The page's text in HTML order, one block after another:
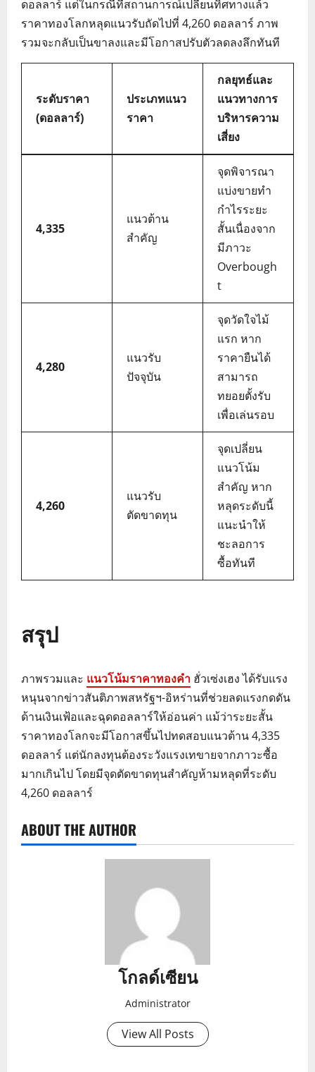
ดอลลาร์ แต่ในกรณีที่สถานการณ์เปลี่ยนทิศทางแล้ว
ราคาทองโลกหลุดแนวรับถัดไปที่ 4,260 ดอลลาร์ ภาพ
รวมจะกลับเป็นขาลงและมีโอกาสปรับตัวลดลงลึกทันที
ระดับราคา
(ดอลลาร์)
ประเภทแนว
ราคา
กลยุทธ์และ
แนวทางการ
บริหารความ
เสี่ยง
4,335
แนวต้าน
สำคัญ
จุดพิจารณา
แบ่งขายทำ
กำไรระยะ
สั้นเนื่องจาก
มีภาวะ
Overbough
t
4,280
แนวรับ
ปัจจุบัน
จุดวัดใจไม้
แรก หาก
ราคายืนได้
สามารถ
ทยอยตั้งรับ
เพื่อเล่นรอบ
4,260
แนวรับ
ตัดขาดทุน
จุดเปลี่ยน
แนวโน้ม
สำคัญ หาก
หลุดระดับนี้
แนะนำให้
ชะลอการ
ซื้อทันที
สรุป
ภาพรวมและ แนวโน้มราคาทองคำ ฮั่วเซ่งเฮง ได้รับแรง
หนุนจากข่าวสันติภาพสหรัฐฯ-อิหร่านที่ช่วยลดแรงกดดัน
ด้านเงินเฟ้อและฉุดดอลลาร์ให้อ่อนค่า แม้ว่าระยะสั้น
ราคาทองโลกจะมีโอกาสขึ้นไปทดสอบแนวต้าน 4,335
ดอลลาร์ แต่นักลงทุนต้องระวังแรงเทขายจากภาวะซื้อ
มากเกินไป โดยมีจุดตัดขาดทุนสำคัญห้ามหลุดที่ระดับ
4,260 ดอลลาร์
ABOUT THE AUTHOR
โกลด์เซียน
Administrator
View All Posts